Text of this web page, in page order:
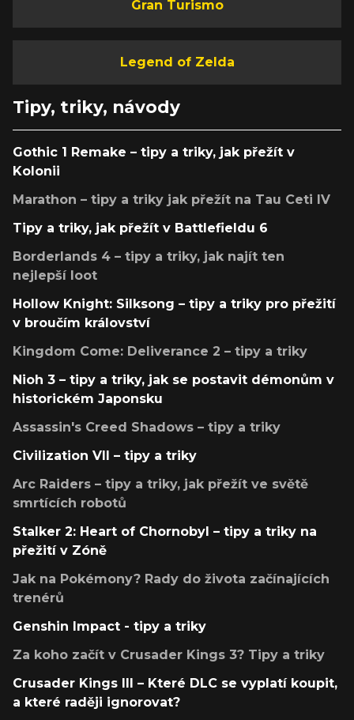
Gran Turismo
Legend of Zelda
Tipy, triky, návody
Gothic 1 Remake – tipy a triky, jak přežít v
Kolonii
Marathon – tipy a triky jak přežít na Tau Ceti IV
Tipy a triky, jak přežít v Battlefieldu 6
Borderlands 4 – tipy a triky, jak najít ten
nejlepší loot
Hollow Knight: Silksong – tipy a triky pro přežití
v broučím království
Kingdom Come: Deliverance 2 – tipy a triky
Nioh 3 – tipy a triky, jak se postavit démonům v
historickém Japonsku
Assassin's Creed Shadows – tipy a triky
Civilization VII – tipy a triky
Arc Raiders – tipy a triky, jak přežít ve světě
smrtících robotů
Stalker 2: Heart of Chornobyl – tipy a triky na
přežití v Zóně
Jak na Pokémony? Rady do života začínajících
trenérů
Genshin Impact - tipy a triky
Za koho začít v Crusader Kings 3? Tipy a triky
Crusader Kings III – Které DLC se vyplatí koupit,
a které raději ignorovat?